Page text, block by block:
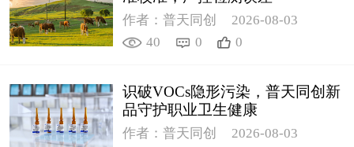
作者：普天同创
2026-08-03
40
0 0
识破VOCs隐形污染，普天同创新
品守护职业卫生健康
作者：普天同创
2026-08-03